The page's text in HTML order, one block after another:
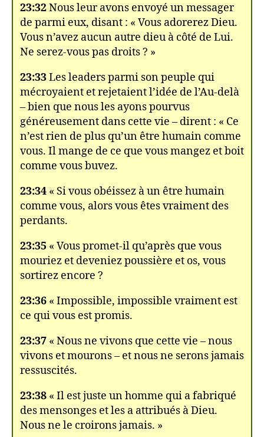
23:32Nous leur avons envoyé un messager
de parmi eux, disant : « Vous adorerez Dieu.
Vous n’avez aucun autre dieu à côté de Lui.
Ne serez-vous pas droits ? »
23:33Les leaders parmi son peuple qui
mécroyaient et rejetaient l’idée de l’Au-delà
– bien que nous les ayons pourvus
généreusement dans cette vie – dirent : « Ce
n’est rien de plus qu’un être humain comme
vous. Il mange de ce que vous mangez et boit
comme vous buvez.
23:34 « Si vous obéissez à un être humain
comme vous, alors vous êtes vraiment des
perdants.
23:35 « Vous promet-il qu’après que vous
mouriez et deveniez poussière et os, vous
sortirez encore ?
23:36 « Impossible, impossible vraiment est
ce qui vous est promis.
23:37 « Nous ne vivons que cette vie – nous
vivons et mourons – et nous ne serons jamais
ressuscités.
23:38 « Il est juste un homme qui a fabriqué
des mensonges et les a attribués à Dieu.
Nous ne le croirons jamais. »